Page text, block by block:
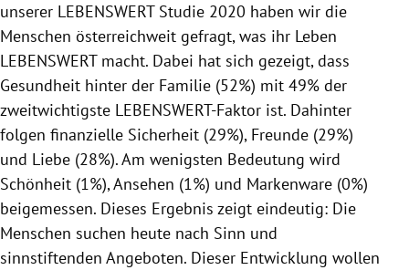
unserer LEBENSWERT Studie 2020 haben wir die
Menschen österreichweit gefragt, was ihr Leben
LEBENSWERT macht. Dabei hat sich gezeigt, dass
Gesundheit hinter der Familie (52%) mit 49% der
zweitwichtigste LEBENSWERT-Faktor ist. Dahinter
folgen finanzielle Sicherheit (29%), Freunde (29%)
und Liebe (28%). Am wenigsten Bedeutung wird
Schönheit (1%), Ansehen (1%) und Markenware (0%)
beigemessen. Dieses Ergebnis zeigt eindeutig: Die
Menschen suchen heute nach Sinn und
sinnstiftenden Angeboten. Dieser Entwicklung wollen